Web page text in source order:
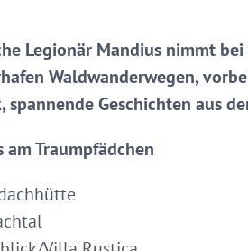
Legionär Mandius nimmt
Waldwanderwegen,
Geschichten aus
Traumpfädchen